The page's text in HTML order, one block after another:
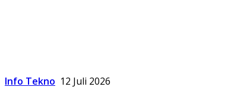
Info Tekno 12 Juli 2026